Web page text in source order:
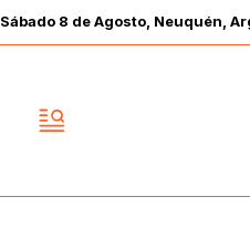
Sábado 8 deAgosto , Neuquén,